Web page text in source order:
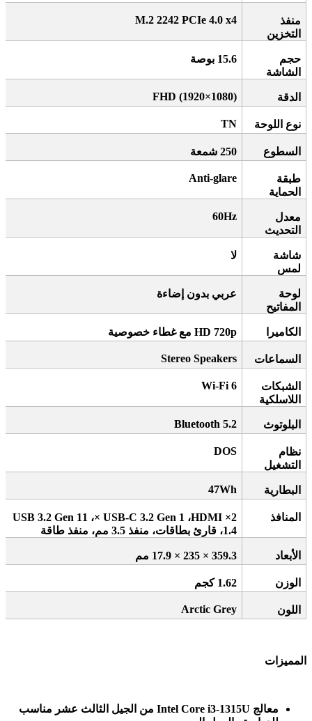
منفذ
التخزين
M.2 2242 PCIe 4.0 x4
حجم
الشاشة
15.6 بوصة
الدقة FHD (1920×1080)
نوع اللوحة TN
السطوع 250 شمعة
طبقة
الحماية
Anti-glare
معدل
التحديث
60Hz
شاشة
لمس
لا
لوحة
المفاتيح
عربي بدون إضاءة
الكاميرا HD 720p مع غطاء خصوصية
السماعات Stereo Speakers
الشبكات
اللاسلكية
Wi-Fi 6
البلوتوث Bluetooth 5.2
نظام
التشغيل
DOS
البطارية 47Wh
المنافذ 2× USB 3.2 Gen 1 ، 1× USB-C 3.2 Gen 1 ،HDMI
1.4، قارئ بطاقات، منفذ 3.5 مم، منفذ طاقة
الأبعاد 359.3 × 235 × 17.9 مم
الوزن 1.62 كجم
اللون Arctic Grey
المميزات
معالج
من الجيل الثالث عشر مناسب